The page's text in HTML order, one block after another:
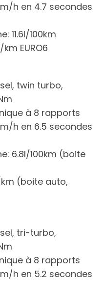
h en 4.7 secondes
11.6l/100km
EURO6
twin turbo,
à 8 rapports
h en 6.5 secondes
6.8l/100km (boite
km (boite auto,
tri-turbo,
à 8 rapports
h en 5.2 secondes